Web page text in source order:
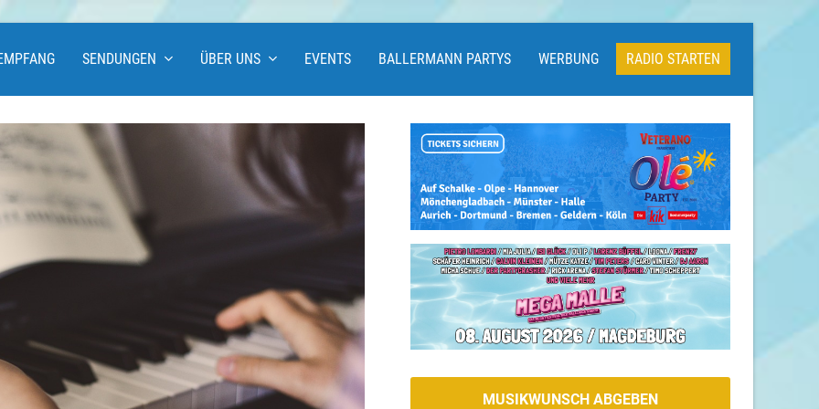
SENDUNGEN ÜBER UNS EVENTS BALLERMANN PARTYS WERBUNG RADIO STARTEN
MUSIKWUNSCH ABGEBEN